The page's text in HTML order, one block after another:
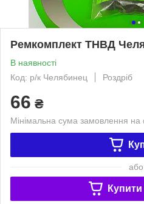
Ремкомплект ТНВД
В наявності
Код: р/к Челябинец
Роздріб
66 ₴
Мінімальна сума замовлення на
або
Купити